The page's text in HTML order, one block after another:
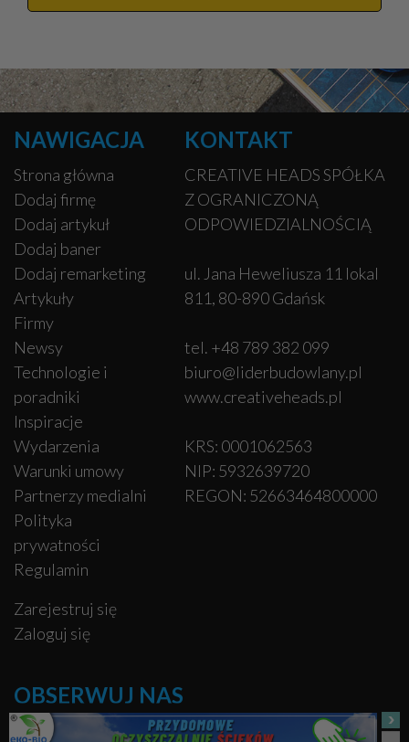
NAWIGACJA
Strona główna
Dodaj firmę
Dodaj artykuł
Dodaj baner
Dodaj remarketing
Artykuły
Firmy
Newsy
Technologie i
poradniki
Inspiracje
Wydarzenia
Warunki umowy
Partnerzy medialni
Polityka
prywatności
Regulamin
Zarejestruj się
Zaloguj się
KONTAKT
CREATIVE HEADS SPÓŁKA
Z OGRANICZONĄ
ODPOWIEDZIALNOŚCIĄ
ul. Jana Heweliusza 11 lokal
811, 80-890 Gdańsk
tel. +48 789 382 099
biuro@liderbudowlany.pl
www.creativeheads.pl
KRS: 0001062563
NIP: 5932639720
REGON: 52663464800000
OBSERWUJ NAS